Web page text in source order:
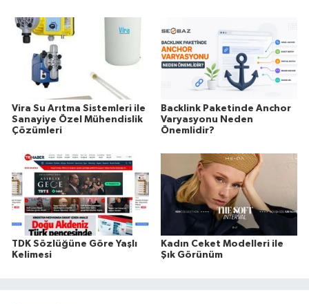
Vira Su Arıtma Sistemleri ile
Sanayiye Özel Mühendislik
Çözümleri
Backlink Paketinde Anchor
Varyasyonu Neden
Önemlidir?
TDK Sözlüğüne Göre Yaşlı
Kelimesi
Kadın Ceket Modelleri ile
Şık Görünüm